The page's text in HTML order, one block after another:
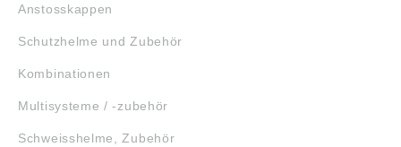
Anstosskappen
Schutzhelme und Zubehör
Kombinationen
Multisysteme / -zubehör
Schweisshelme, Zubehör